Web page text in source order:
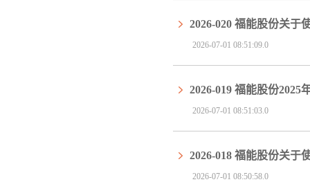
2026-020 福能股份关于
2026-07-01 08:51:09.0
2026-019 福能股份2025
2026-07-01 08:51:03.0
2026-018 福能股份关于
2026-07-01 08:50:58.0